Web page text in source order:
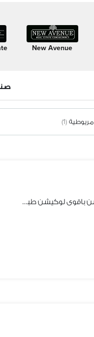
New Avenue
مريوطية (1)
فرصة متميزة لمراكز الأسنان برايم لوكيشن باقوى لوكيشن طبي بأرل فيصل